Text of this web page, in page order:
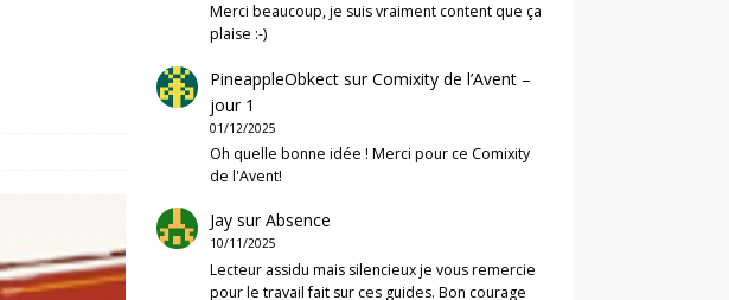
Merci beaucoup, je suis vraiment content que ça
plaise :-)
PineappleObkect surComixity de l’Avent –
jour 1
01/12/2025
Oh quelle bonne idée ! Merci pour ce Comixity
de l'Avent!
Jay surAbsence
10/11/2025
Lecteur assidu mais silencieux je vous remercie
pour le travail fait sur ces guides. Bon courage